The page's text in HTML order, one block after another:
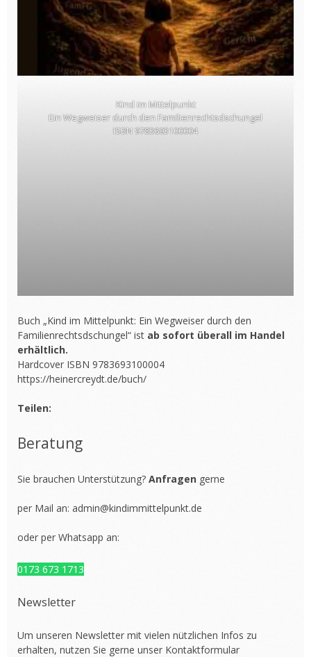
Kind im Mittelpunkt
Ein Wegweiser durch den Familienrechtsdschungel
ISBN 9783693100004
Buch „Kind im Mittelpunkt: Ein Wegweiser durch den
Familienrechtsdschungel“ ist ab sofort überall im Handel
erhältlich.
Hardcover ISBN 9783693100004
https://heinercreydt.de/buch/
Teilen:
Beratung
Sie brauchen Unterstützung? Anfragen gerne
per Mail an: admin@kindimmittelpunkt.de
oder per Whatsapp an:
0173 673 1713
Newsletter
Um unseren Newsletter mit vielen nützlichen Infos zu
erhalten, nutzen Sie gerne unser Kontaktformular